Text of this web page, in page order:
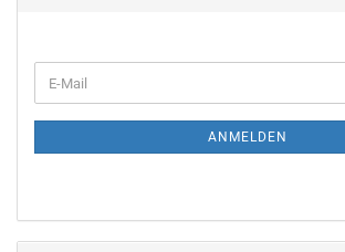
ZUR
E-
Mail
ANMELDEN